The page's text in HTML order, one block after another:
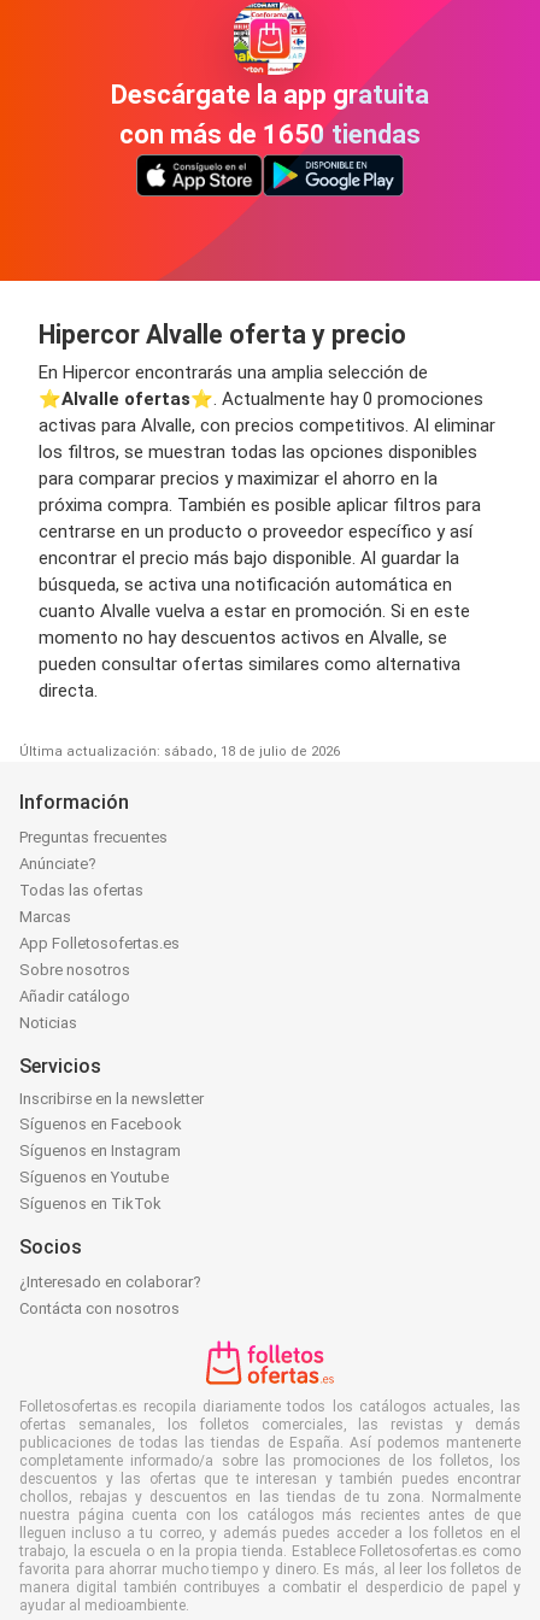
Descárgate la app gratuita
con más de 1650 tiendas
Hipercor Alvalle oferta y precio
En Hipercor encontrarás una amplia selección de
⭐️Alvalle ofertas⭐️. Actualmente hay 0 promociones
activas para Alvalle, con precios competitivos. Al eliminar
los filtros, se muestran todas las opciones disponibles
para comparar precios y maximizar el ahorro en la
próxima compra. También es posible aplicar filtros para
centrarse en un producto o proveedor específico y así
encontrar el precio más bajo disponible. Al guardar la
búsqueda, se activa una notificación automática en
cuanto Alvalle vuelva a estar en promoción. Si en este
momento no hay descuentos activos en Alvalle, se
pueden consultar ofertas similares como alternativa
directa.
Última actualización: sábado, 18 de julio de 2026
Información
Preguntas frecuentes
Anúnciate?
Todas las ofertas
Marcas
App Folletosofertas.es
Sobre nosotros
Añadir catálogo
Noticias
Servicios
Inscribirse en la newsletter
Síguenos en Facebook
Síguenos en Instagram
Síguenos en Youtube
Síguenos en TikTok
Socios
¿Interesado en colaborar?
Contácta con nosotros
Folletosofertas.es recopila diariamente todos los catálogos actuales, las
ofertas semanales, los folletos comerciales, las revistas y demás
publicaciones de todas las tiendas de España. Así podemos mantenerte
completamente informado/a sobre las promociones de los folletos, los
descuentos y las ofertas que te interesan y también puedes encontrar
chollos, rebajas y descuentos en las tiendas de tu zona. Normalmente
nuestra página cuenta con los catálogos más recientes antes de que
lleguen incluso a tu correo, y además puedes acceder a los folletos en el
trabajo, la escuela o en la propia tienda. Establece Folletosofertas.es como
favorita para ahorrar mucho tiempo y dinero. Es más, al leer los folletos de
manera digital también contribuyes a combatir el desperdicio de papel y
ayudar al medioambiente.